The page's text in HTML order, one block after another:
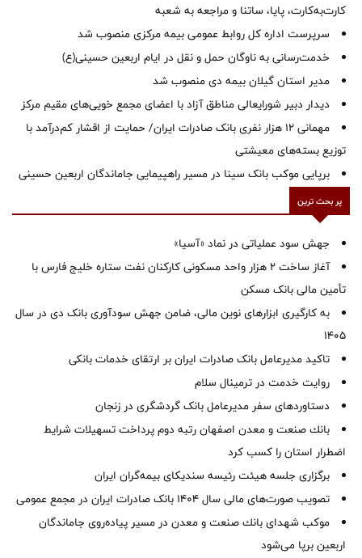
کارت‌به‌کارت، پایا، ساتنا و مراجعه به شعبه
سرپرست اداره کل روابط عمومی بیمه مرکزی منصوب شد
خدمت‌رسانی به ناوگان حمل و نقل در ایام اربعین حسینی(ع)
‌مدیر استان گیلان بیمه دی منصوب شد
دیدار دبیر شورایعالی مناطق آزاد با اعضای مجمع خویی‌های مقیم مرکز
مهمانی ۱۲ هزار نفری بانک صادرات ایران/ حمایت از اقشار کم‌درآمد با
توزیع بسته‌های معیشتی
برپایی موکب بانک سینا در مسیر راهپیمایی جاماندگان اربعین حسینی
پر بحث ترین
جهش سود عملیاتی در نماد «آسیا»
آغاز ساخت ۲ هزار واحد مسکونی کارکنان نفت ستاره خلیج فارس با
تأمین مالی بانک مسکن
به کارگیری ابزارهای نوین مالی، ضامن جهش سودآوری بانک دی در سال
1405
تاکید مدیرعامل بانک صادرات ایران بر ارتقای خدمات بانکی
روایت خدمت در ترمینال سلام
دستاوردهای سفر مدیرعامل بانک گردشگری در زنجان
بانك صنعت و معدن اصفهان رتبه دوم پرداخت تسهیلات شرایط
اضطرار استان را كسب كرد
برگزاری جلسه هیئت رئیسه سندیکای بیمه‌گران ایران
تصویب صورت‌های مالی سال ۱۴۰۴ بانک صادرات ایران در مجمع عمومی
موكب شهدای بانك صنعت و معدن در مسیر پیاده‌روی جاماندگان
اربعین برپا می‌شود